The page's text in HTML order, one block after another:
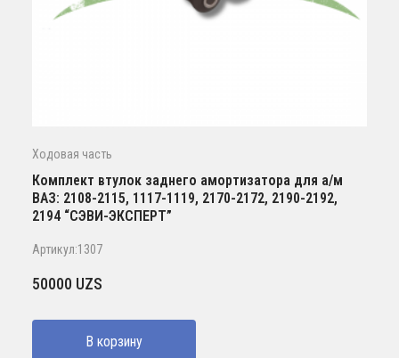
Ходовая часть
Комплект втулок заднего амортизатора для а/м
ВАЗ: 2108-2115, 1117-1119, 2170-2172, 2190-2192,
2194 “СЭВИ-ЭКСПЕРТ”
Артикул:1307
50000 UZS
В корзину